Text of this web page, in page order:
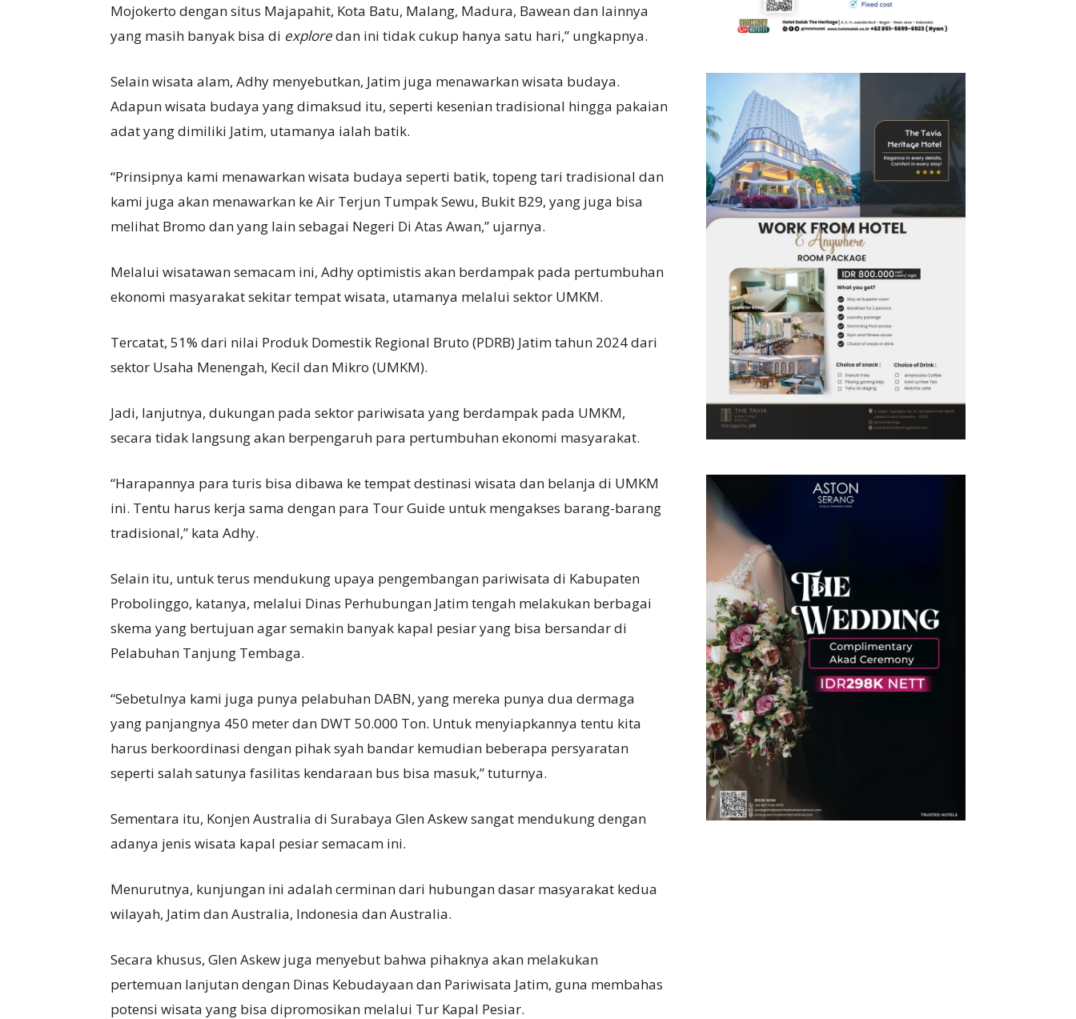
Mojokerto dengan situs Majapahit, Kota Batu, Malang, Madura, Bawean dan lainnya
yang masih banyak bisa di exploredan ini tidak cukup hanya satu hari,” ungkapnya.
Selain wisata alam, Adhy menyebutkan, Jatim juga menawarkan wisata budaya.
Adapun wisata budaya yang dimaksud itu, seperti kesenian tradisional hingga pakaian
adat yang dimiliki Jatim, utamanya ialah batik.
“Prinsipnya kami menawarkan wisata budaya seperti batik, topeng tari tradisional dan
kami juga akan menawarkan ke Air Terjun Tumpak Sewu, Bukit B29, yang juga bisa
melihat Bromo dan yang lain sebagai Negeri Di Atas Awan,” ujarnya.
Melalui wisatawan semacam ini, Adhy optimistis akan berdampak pada pertumbuhan
ekonomi masyarakat sekitar tempat wisata, utamanya melalui sektor UMKM.
Tercatat, 51% dari nilai Produk Domestik Regional Bruto (PDRB) Jatim tahun 2024 dari
sektor Usaha Menengah, Kecil dan Mikro (UMKM).
Jadi, lanjutnya, dukungan pada sektor pariwisata yang berdampak pada UMKM,
secara tidak langsung akan berpengaruh para pertumbuhan ekonomi masyarakat.
“Harapannya para turis bisa dibawa ke tempat destinasi wisata dan belanja di UMKM
ini. Tentu harus kerja sama dengan para Tour Guide untuk mengakses barang-barang
tradisional,” kata Adhy.
Selain itu, untuk terus mendukung upaya pengembangan pariwisata di Kabupaten
Probolinggo, katanya, melalui Dinas Perhubungan Jatim tengah melakukan berbagai
skema yang bertujuan agar semakin banyak kapal pesiar yang bisa bersandar di
Pelabuhan Tanjung Tembaga.
“Sebetulnya kami juga punya pelabuhan DABN, yang mereka punya dua dermaga
yang panjangnya 450 meter dan DWT 50.000 Ton. Untuk menyiapkannya tentu kita
harus berkoordinasi dengan pihak syah bandar kemudian beberapa persyaratan
seperti salah satunya fasilitas kendaraan bus bisa masuk,” tuturnya.
Sementara itu, Konjen Australia di Surabaya Glen Askew sangat mendukung dengan
adanya jenis wisata kapal pesiar semacam ini.
Menurutnya, kunjungan ini adalah cerminan dari hubungan dasar masyarakat kedua
wilayah, Jatim dan Australia, Indonesia dan Australia.
Secara khusus, Glen Askew juga menyebut bahwa pihaknya akan melakukan
pertemuan lanjutan dengan Dinas Kebudayaan dan Pariwisata Jatim, guna membahas
potensi wisata yang bisa dipromosikan melalui Tur Kapal Pesiar.